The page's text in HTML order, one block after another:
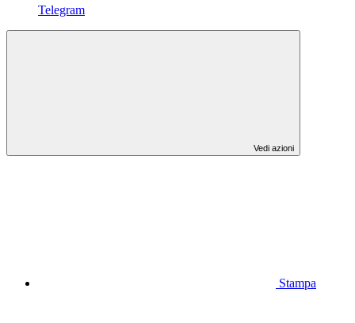
Telegram
Vedi azioni
Stampa